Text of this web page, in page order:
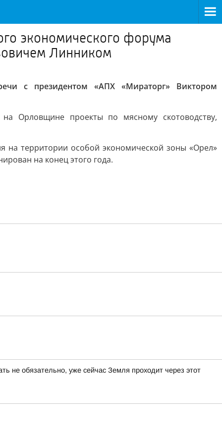
экономического форума
Линником
с президентом «АПХ «Мираторг» Виктором
Орловщине проекты по мясному скотоводству,
на территории особой экономической зоны «Орел»
на конец этого года.
не обязательно, уже сейчас Земля проходит через этот